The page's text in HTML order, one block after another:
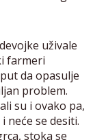
uživale
farmeri
da opasulje
problem.
su i ovako pa,
neće se desiti.
stoka se